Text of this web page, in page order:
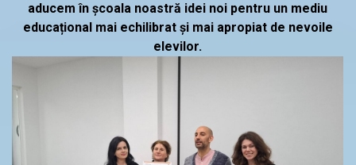
aducem în școala noastră idei noi pentru un mediu
educațional mai echilibrat și mai apropiat de nevoile
elevilor.